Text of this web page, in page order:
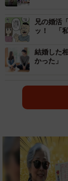
兄の婚活
ッ！ 「私
結婚した
かった」